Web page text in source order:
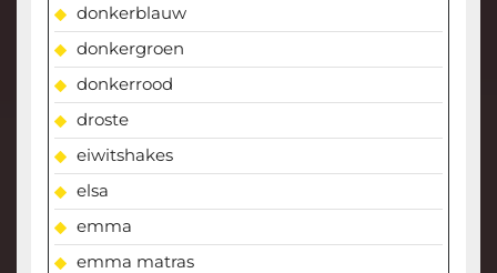
donkerblauw
donkergroen
donkerrood
droste
eiwitshakes
elsa
emma
emma matras